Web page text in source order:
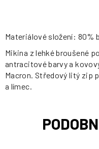
Materiálové složení: 80%
Mikina z lehké broušené
antracitové barvy a
Macron. Středový litý zip
a límec.